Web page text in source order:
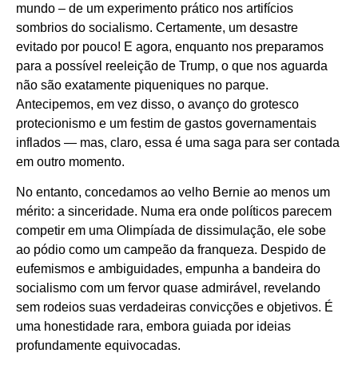
mundo – de um experimento prático nos artifícios
sombrios do socialismo. Certamente, um desastre
evitado por pouco! E agora, enquanto nos preparamos
para a possível reeleição de Trump, o que nos aguarda
não são exatamente piqueniques no parque.
Antecipemos, em vez disso, o avanço do grotesco
protecionismo e um festim de gastos governamentais
inflados — mas, claro, essa é uma saga para ser contada
em outro momento.
No entanto, concedamos ao velho Bernie ao menos um
mérito: a sinceridade. Numa era onde políticos parecem
competir em uma Olimpíada de dissimulação, ele sobe
ao pódio como um campeão da franqueza. Despido de
eufemismos e ambiguidades, empunha a bandeira do
socialismo com um fervor quase admirável, revelando
sem rodeios suas verdadeiras convicções e objetivos. É
uma honestidade rara, embora guiada por ideias
profundamente equivocadas.